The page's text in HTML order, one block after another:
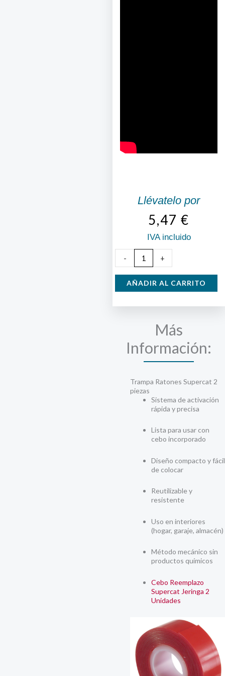
Llévatelo por
5,47 €
IVA incluido
-
Ratones
Supercat
+
AÑADIR AL CARRITO
Más
Información:
Trampa Ratones Supercat 2
piezas
Sistema de activación
rápida y precisa
Lista para usar con
cebo incorporado
Diseño compacto y fácil
de colocar
Reutilizable y
resistente
Uso en interiores
(hogar, garaje, almacén)
Método mecánico sin
productos químicos
Cebo Reemplazo
Supercat Jeringa 2
Unidades